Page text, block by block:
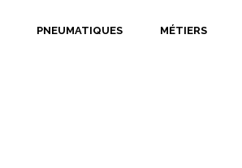
PNEUMATIQUES MÉTIERS